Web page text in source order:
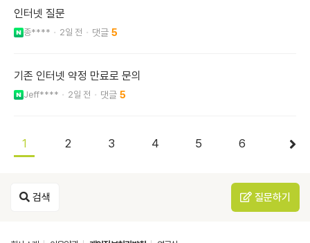
인터넷 질문
종**** 2일 전 5
기존 인터넷 약정 만료로 문의
Jeff**** 2일 전 5
1 2 3 4 5 6
검색 질문하기